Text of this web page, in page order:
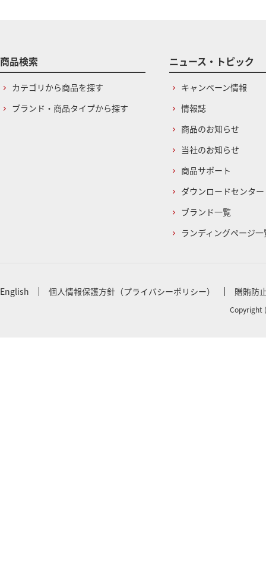
商品検索
カテゴリから商品を探す
ブランド・商品タイプから探す
ニュース・トピック
キャンペーン情報
情報誌
商品のお知らせ
当社のお知らせ
商品サポート
ダウンロードセンター
ブランド一覧
ランディングページ一
English 個人情報保護方針（プライバシーポリシー） 贈賄防
Copyright